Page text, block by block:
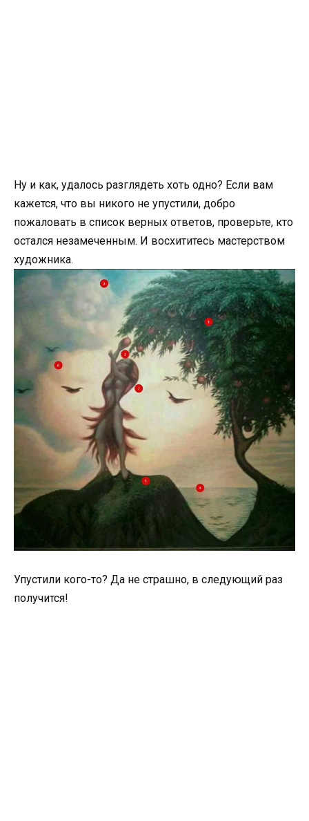
Ну и как, удалось разглядеть хоть одно? Если вам
кажется, что вы никого не упустили, добро
пожаловать в список верных ответов, проверьте, кто
остался незамеченным. И восхититесь мастерством
художника.
Упустили кого-то? Да не страшно, в следующий раз
получится!